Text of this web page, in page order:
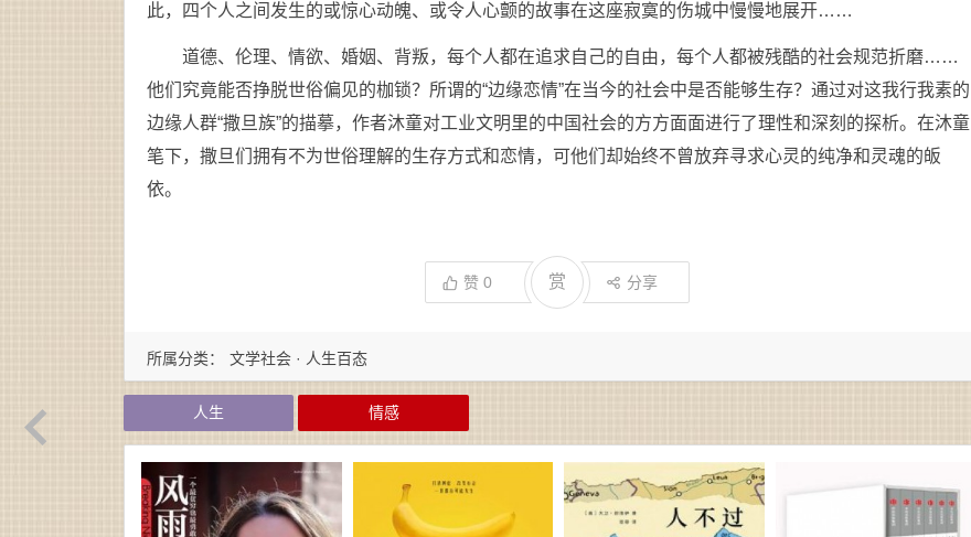
此，四个人之间发生的或惊心动魄、或令人心颤的故事在这座寂寞的伤城中慢慢地展开……
道德、伦理、情欲、婚姻、背叛，每个人都在追求自己的自由，每个人都被残酷的社会规范折磨……
他们究竟能否挣脱世俗偏见的枷锁？所谓的“边缘恋情”在当今的社会中是否能够生存？通过对这我行我素的
边缘人群“撒旦族”的描摹，作者沐童对工业文明里的中国社会的方方面面进行了理性和深刻的探析。在沐童
笔下，撒旦们拥有不为世俗理解的生存方式和恋情，可他们却始终不曾放弃寻求心灵的纯净和灵魂的皈
依。
赞 0 赏 分享
所属分类： 文学社会 · 人生百态
人生 情感